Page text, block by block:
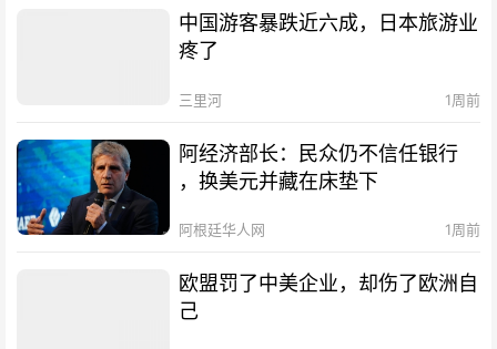
中国游客暴跌近六成，日本旅游业
疼了
三里河 1周前
阿经济部长：民众仍不信任银行
，换美元并藏在床垫下
阿根廷华人网 1周前
欧盟罚了中美企业，却伤了欧洲自
己